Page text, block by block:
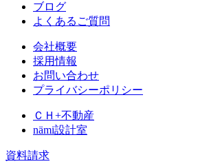
ブログ
よくあるご質問
会社概要
採用情報
お問い合わせ
プライバシーポリシー
ＣＨ+不動産
nämi設計室
資料請求